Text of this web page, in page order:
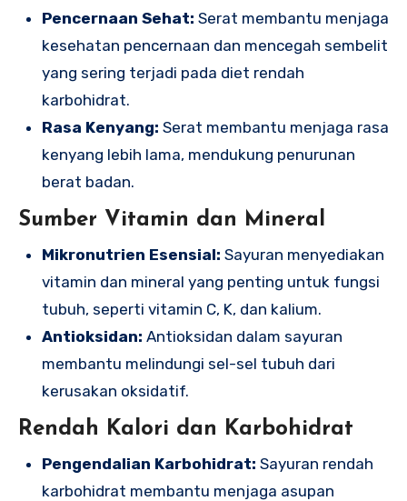
Pencernaan Sehat: Serat membantu menjaga
kesehatan pencernaan dan mencegah sembelit
yang sering terjadi pada diet rendah
karbohidrat.
Rasa Kenyang: Serat membantu menjaga rasa
kenyang lebih lama, mendukung penurunan
berat badan.
Sumber Vitamin dan Mineral
Mikronutrien Esensial: Sayuran menyediakan
vitamin dan mineral yang penting untuk fungsi
tubuh, seperti vitamin C, K, dan kalium.
Antioksidan: Antioksidan dalam sayuran
membantu melindungi sel-sel tubuh dari
kerusakan oksidatif.
Rendah Kalori dan Karbohidrat
Pengendalian Karbohidrat: Sayuran rendah
karbohidrat membantu menjaga asupan